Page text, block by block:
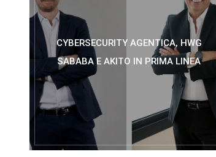
CYBERSECURITY AGENTICA, HWG
SABABA E AKITO IN PRIMA LINEA